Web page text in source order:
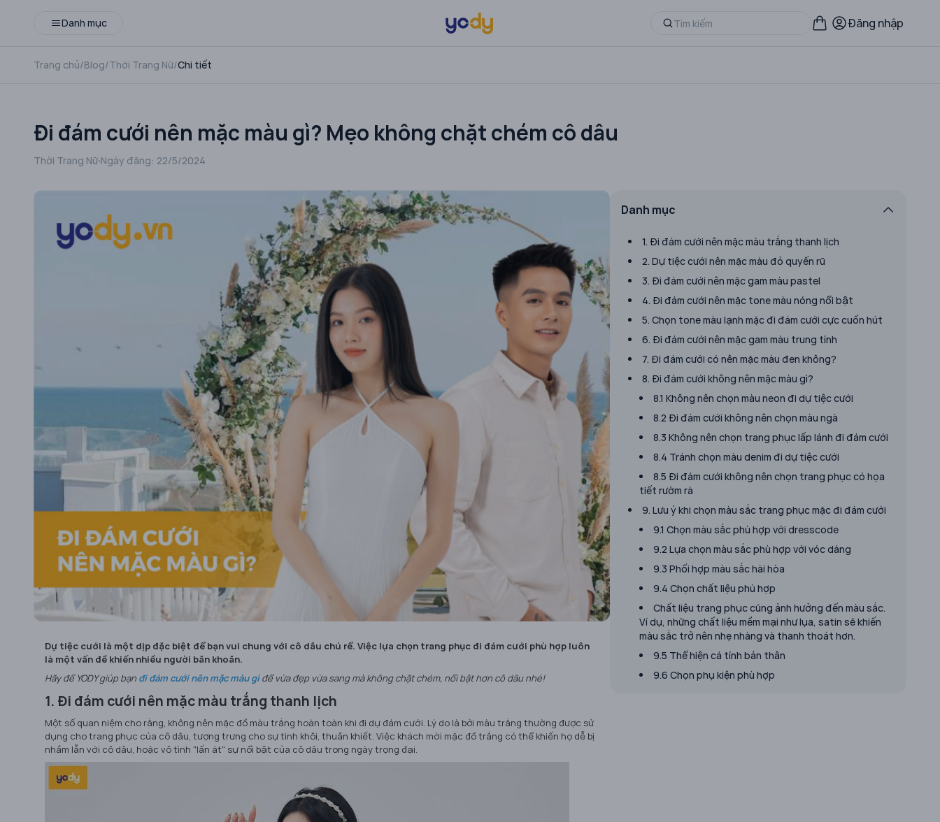
Danh mục Đăng nhập
Trang chủ/Blog/Thời Trang Nữ/Chi tiết
Đi đám cưới nên mặc màu gì? Mẹo không chặt chém cô dâu
Thời Trang Nữ Ngày đăng: 22/5/2024
Dự tiệc cưới là một dịp đặc biệt để bạn vui chung với cô dâu chú rể. Việc lựa chọn trang phục đi đám cưới phù hợp luôn
là một vấn đề khiến nhiều người băn khoăn.
Hãy để YODY giúp bạn đi đám cưới nên mặc màu gìđể vừa đẹp vừa sang mà không chặt chém, nổi bật hơn cô dâu nhé!
1. Đi đám cưới nên mặc màu trắng thanh lịch
Một số quan niệm cho rằng, không nên mặc đồ màu trắng hoàn toàn khi đi dự đám cưới. Lý do là bởi màu trắng thường được sử
dụng cho trang phục của cô dâu, tượng trưng cho sự tinh khôi, thuần khiết. Việc khách mời mặc đồ trắng có thể khiến họ dễ bị
nhầm lẫn với cô dâu, hoặc vô tình "lấn át" sự nổi bật của cô dâu trong ngày trọng đại.
Danh mục
1. Đi đám cưới nên mặc màu trắng thanh lịch
2. Dự tiệc cưới nên mặc màu đỏ quyến rũ
3. Đi đám cưới nên mặc gam màu pastel
4. Đi đám cưới nên mặc tone màu nóng nổi bật
5. Chọn tone màu lạnh mặc đi đám cưới cực cuốn hút
6. Đi đám cưới nên mặc gam màu trung tính
7. Đi đám cưới có nên mặc màu đen không?
8. Đi đám cưới không nên mặc màu gì?
8.1 Không nên chọn màu neon đi dự tiệc cưới
8.2 Đi đám cưới không nên chọn màu ngà
8.3 Không nên chọn trang phục lấp lánh đi đám cưới
8.4 Tránh chọn màu denim đi dự tiệc cưới
8.5 Đi đám cưới không nên chọn trang phục có họa
tiết rườm rà
9. Lưu ý khi chọn màu sắc trang phục mặc đi đám cưới
9.1 Chọn màu sắc phù hợp với dresscode
9.2 Lựa chọn màu sắc phù hợp với vóc dáng
9.3 Phối hợp màu sắc hài hòa
9.4 Chọn chất liệu phù hợp
Chất liệu trang phục cũng ảnh hưởng đến màu sắc.
Ví dụ, những chất liệu mềm mại như lụa, satin sẽ khiến
màu sắc trở nên nhẹ nhàng và thanh thoát hơn.
9.5 Thể hiện cá tính bản thân
9.6 Chọn phụ kiện phù hợp